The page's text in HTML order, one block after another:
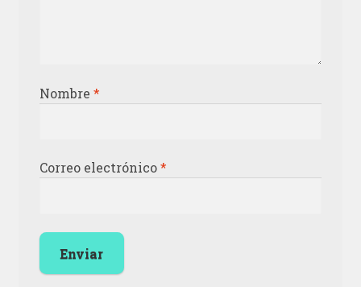
Nombre *
Correo electrónico*